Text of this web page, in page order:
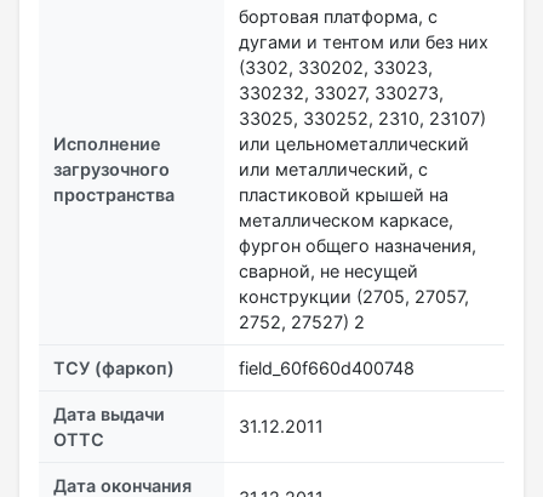
Исполнение
загрузочного
пространства
бортовая платформа, с
дугами и тентом или без них
(3302, 330202, 33023,
330232, 33027, 330273,
33025, 330252, 2310, 23107)
или цельнометаллический
или металлический, с
пластиковой крышей на
металлическом каркасе,
фургон общего назначения,
сварной, не несущей
конструкции (2705, 27057,
2752, 27527) 2
ТСУ (фаркоп) field_60f660d400748
Дата выдачи
ОТТС
31.12.2011
Дата окончания